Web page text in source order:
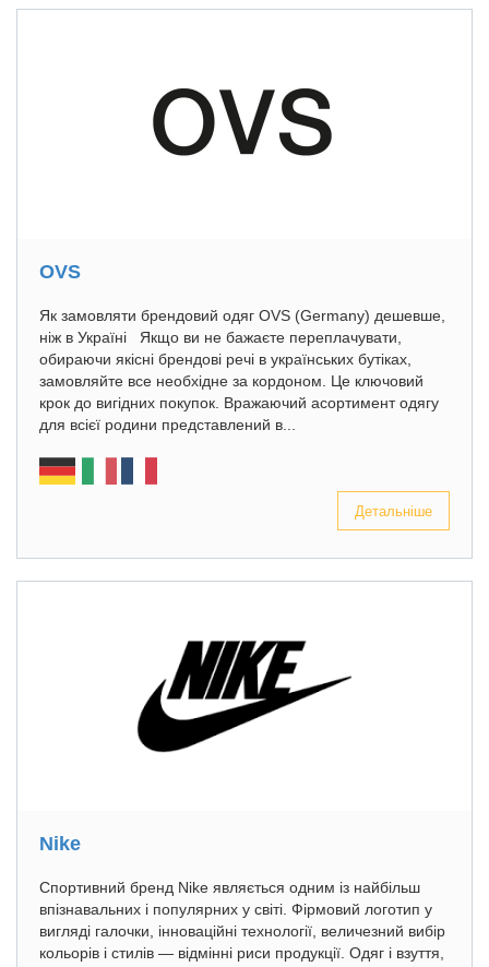
OVS
Як замовляти брендовий одяг OVS (Germany) дешевше,
ніж в Україні Якщо ви не бажаєте переплачувати,
обираючи якісні брендові речі в українських бутіках,
замовляйте все необхідне за кордоном. Це ключовий
крок до вигідних покупок. Вражаючий асортимент одягу
для всієї родини представлений в...
Детальніше
Nike
Cпортивний бренд Nike являється одним із найбільш
впізнавальних і популярних у світі. Фірмовий логотип у
вигляді галочки, інноваційні технології, величезний вибір
кольорів і стилів — відмінні риси продукції. Одяг і взуття,